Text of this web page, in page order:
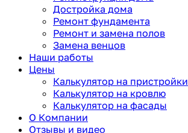
Достройка дома
Ремонт фундамента
Ремонт и замена полов
Замена венцов
Наши работы
Цены
Калькулятор на пристройки
Калькулятор на кровлю
Калькулятор на фасады
О Компании
Отзывы и видео